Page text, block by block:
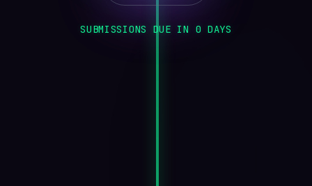
SUBMISSIONS DUE IN 0 DAYS